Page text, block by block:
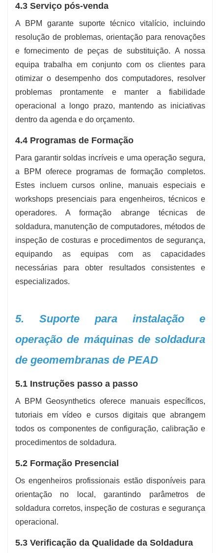
4.3 Serviço pós-venda
A BPM garante suporte técnico vitalício, incluindo
resolução de problemas, orientação para renovações
e fornecimento de peças de substituição. A nossa
equipa trabalha em conjunto com os clientes para
otimizar o desempenho dos computadores, resolver
problemas prontamente e manter a fiabilidade
operacional a longo prazo, mantendo as iniciativas
dentro da agenda e do orçamento.
4.4 Programas de Formação
Para garantir soldas incríveis e uma operação segura,
a BPM oferece programas de formação completos.
Estes incluem cursos online, manuais especiais e
workshops presenciais para engenheiros, técnicos e
operadores. A formação abrange técnicas de
soldadura, manutenção de computadores, métodos de
inspeção de costuras e procedimentos de segurança,
equipando as equipas com as capacidades
necessárias para obter resultados consistentes e
especializados.
5. Suporte para instalação e
operação de máquinas de soldadura
de geomembranas de PEAD
5.1 Instruções passo a passo
A BPM Geosynthetics oferece manuais específicos,
tutoriais em vídeo e cursos digitais que abrangem
todos os componentes de configuração, calibração e
procedimentos de soldadura.
5.2 Formação Presencial
Os engenheiros profissionais estão disponíveis para
orientação no local, garantindo parâmetros de
soldadura corretos, inspeção de costuras e segurança
operacional.
5.3 Verificação da Qualidade da Soldadura